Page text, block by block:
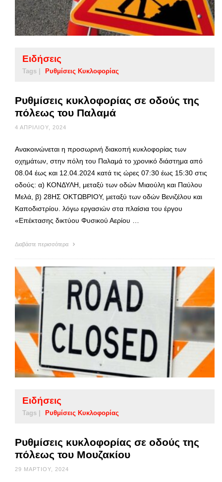
Ειδήσεις
Tags | Ρυθμίσεις Κυκλοφορίας
Ρυθμίσεις κυκλοφορίας σε οδούς της
πόλεως του Παλαμά
4 ΑΠΡΙΛΊΟΥ, 2024
Ανακοινώνεται η προσωρινή διακοπή κυκλοφορίας των
οχημάτων, στην πόλη του Παλαμά το χρονικό διάστημα από
08.04 έως και 12.04.2024 κατά τις ώρες 07:30 έως 15:30 στις
οδούς: α) ΚΟΝΔΥΛΗ, μεταξύ των οδών Μιαούλη και Παύλου
Μελά, β) 28ΗΣ ΟΚΤΩΒΡΙΟΥ, μεταξύ των οδών Βενιζέλου και
Καποδιστρίου. λόγω εργασιών στα πλαίσια του έργου
«Επέκτασης δικτύου Φυσικού Αερίου …
Διαβάστε περισσότερα
Ειδήσεις
Tags | Ρυθμίσεις Κυκλοφορίας
Ρυθμίσεις κυκλοφορίας σε οδούς της
πόλεως του Μουζακίου
29 ΜΑΡΤΊΟΥ, 2024